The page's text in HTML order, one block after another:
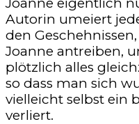
Autorin umeiert
den
Joanne antreiben,
plötzlich alles
so dass man sich
vielleicht selbst ein
verliert.